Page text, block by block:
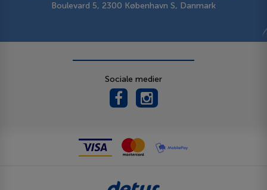
Boulevard 5, 2300 København S, Danmark
Sociale medier